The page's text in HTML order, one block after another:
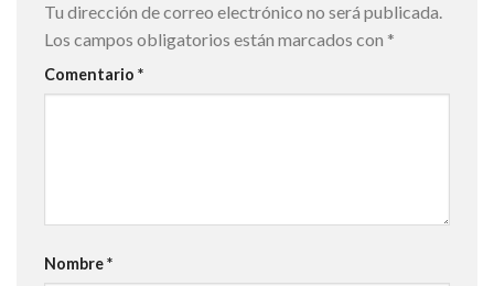
Tu dirección de correo electrónico no será publicada.
Los campos obligatorios están marcados con *
Comentario *
Nombre*